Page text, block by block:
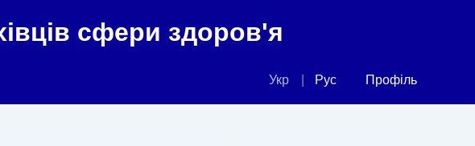
сфери здоров'я
Укр Рус Профіль